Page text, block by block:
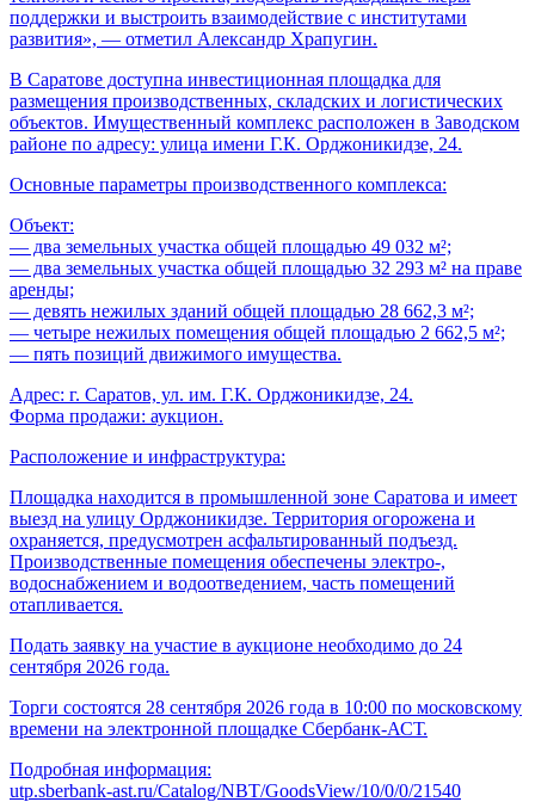
поддержки и выстроить взаимодействие с институтами
развития», — отметил Александр Храпугин.
В Саратове доступна инвестиционная площадка для
размещения производственных, складских и логистических
объектов. Имущественный комплекс расположен в Заводском
районе по адресу: улица имени Г.К. Орджоникидзе, 24.
Основные параметры производственного комплекса:
Объект:
— два земельных участка общей площадью 49 032 м²;
— два земельных участка общей площадью 32 293 м² на праве
аренды;
— девять нежилых зданий общей площадью 28 662,3 м²;
— четыре нежилых помещения общей площадью 2 662,5 м²;
— пять позиций движимого имущества.
Адрес: г. Саратов, ул. им. Г.К. Орджоникидзе, 24.
Форма продажи: аукцион.
Расположение и инфраструктура:
Площадка находится в промышленной зоне Саратова и имеет
выезд на улицу Орджоникидзе. Территория огорожена и
охраняется, предусмотрен асфальтированный подъезд.
Производственные помещения обеспечены электро-,
водоснабжением и водоотведением, часть помещений
отапливается.
Подать заявку на участие в аукционе необходимо до 24
сентября 2026 года.
Торги состоятся 28 сентября 2026 года в 10:00 по московскому
времени на электронной площадке Сбербанк-АСТ.
Подробная информация:
utp.sberbank-ast.ru/Catalog/NBT/GoodsView/10/0/0/21540